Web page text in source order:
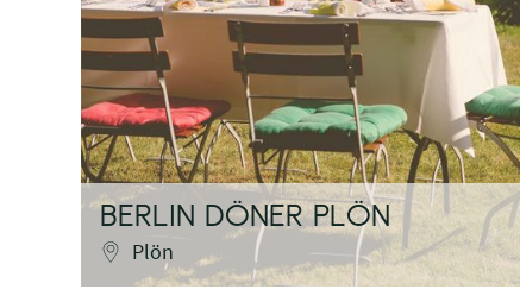
BERLIN DÖNER PLÖN
Plön